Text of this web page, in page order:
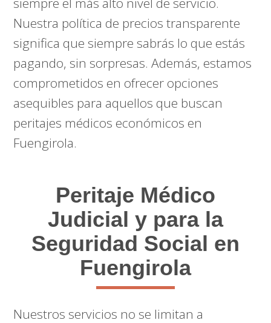
Nuestra política de precios transparente
significa que siempre sabrás lo que estás
pagando, sin sorpresas. Además, estamos
comprometidos en ofrecer opciones
asequibles para aquellos que buscan
peritajes médicos económicos en
Fuengirola.
Peritaje Médico
Judicial y para la
Seguridad Social en
Fuengirola
Nuestros servicios no se limitan a